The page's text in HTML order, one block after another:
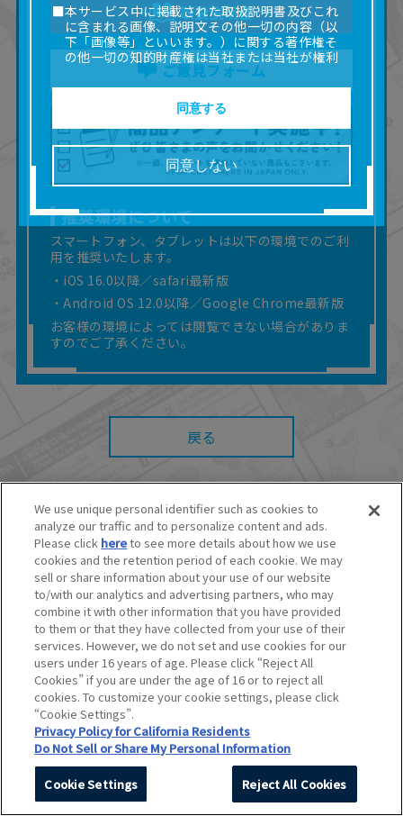
取扱説明書
ご意見フォーム
推奨環境について
スマートフォン、タブレットは以下の環境でのご利
用を推奨いたします。
・iOS 16.0以降／safari最新版
・Android OS 12.0以降／Google Chrome最新版
お客様の環境によっては閲覧できない場合がありま
すのでご了承ください。
戻る
© BANDAI SPIRITS CO.,LTD. ALL RIGHTS RESERVED.
©創通・サンライズ ©創通・サンライズ・MBS
©SOTSU・SUNRISE ©SOTSU・SUNRISE・MBS
©Nintendo・Creatures・GAME FREAK・TV Tokyo・ShoPro・JR Kikaku
©Pokémon
©Pokémon. ©Nintendo/Creatures Inc./GAME FREAK inc.
このホームページに掲載されている全ての画像、文章、データなどの無断
転用、転載をお断りします。
Unauthorized use or reproduction of materials contained in this page
is strictly prohibited.
Do Not Sell or Share My Personal Information
We use unique personal identifier such as cookies to
analyze our traffic and to personalize content and ads.
Please click hereto see more details about how we use
cookies and the retention period of each cookie. We may
sell or share information about your use of our website
to/with our analytics and advertising partners, who may
combine it with other information that you have provided
to them or that they have collected from your use of their
services. However, we do not set and use cookies for our
users under 16 years of age. Please click “Reject All
Cookies” if you are under the age of 16 or to reject all
cookies. To customize your cookie settings, please click
“Cookie Settings”.
Privacy Policy for California Residents
Do Not Sell or Share My Personal Information
Cookie Settings Reject All Cookies
■本サービス中に掲載された取扱説明書及びこれ
に含まれる画像、説明文その他一切の内容（以
下「画像等」といいます。）に関する著作権そ
の他一切の知的財産権は当社または当社が権利
の許諾を受ける第三者に帰属します。
■取扱説明書及び画像等の一部または全部を私的
使用（本サービス内の意見投稿の目的での画像
等の利用を含みます。）を超えて使用（複製、
複写、改変、掲示、頒布、配信、販売、出版等
を含むがこれに限りません。）することは禁止
いたします。
■掲載している取扱説明書は、お客様が購入され
た商品に同梱されたものと異なる場合がありま
す。
■対象商品仕様の変更などにより、取扱説明書の
内容は予告なく変更される場合があります。
■当社は、取扱説明書の正確性確保に努めており
ますが、取扱説明書の完全性を保証するもので
はありません。
■お客様のご利用環境によっては、本サービスを
ご利用いただけない場合があります。
■本サービスを利用したこと、または利用できな
かったことにより利用者に何らかの損害が生じ
また、本サイトを利用したことによって、利用
者の通信機器、ネットワークへの障害（コンピ
ューターウィルスに起因する障害を含みま
も負いません。
■当社は、本サービスの内容・条件を予告なく変
更または停止することがあります。また当社
は、本サービスの提供を終了することがありま
す。
■本サービスのご利用にあたり、ウェブサイトご
利用条件およびその他別途当社が定める規約が
ある場合、これらに従ってご利用ください。
同意しない
同意する